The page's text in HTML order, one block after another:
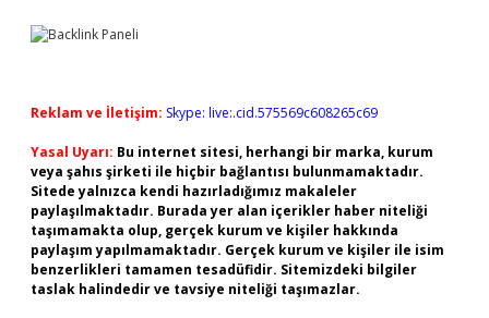
Reklam ve İletişim: Skype: live:.cid.575569c608265c69
Yasal Uyarı: Bu internet sitesi, herhangi bir marka, kurum
veya şahıs şirketi ile hiçbir bağlantısı bulunmamaktadır.
Sitede yalnızca kendi hazırladığımız makaleler
paylaşılmaktadır. Burada yer alan içerikler haber niteliği
taşımamakta olup, gerçek kurum ve kişiler hakkında
paylaşım yapılmamaktadır. Gerçek kurum ve kişiler ile isim
benzerlikleri tamamen tesadüfidir. Sitemizdeki bilgiler
taslak halindedir ve tavsiye niteliği taşımazlar.